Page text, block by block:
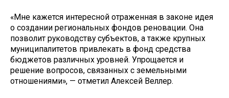
«Мне кажется интересной отраженная в законе идея
о создании региональных фондов реновации. Она
позволит руководству субъектов, а также крупных
муниципалитетов привлекать в фонд средства
бюджетов различных уровней. Упрощается и
решение вопросов, связанных с земельными
отношениями», — отметил Алексей Веллер.